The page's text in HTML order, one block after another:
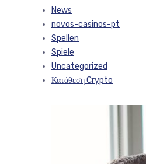
News
novos-casinos-pt
Spellen
Spiele
Uncategorized
Κατάθεση Crypto